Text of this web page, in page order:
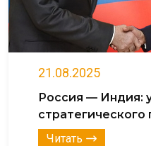
21.08.2025
Россия — Индия:
стратегического
Читать